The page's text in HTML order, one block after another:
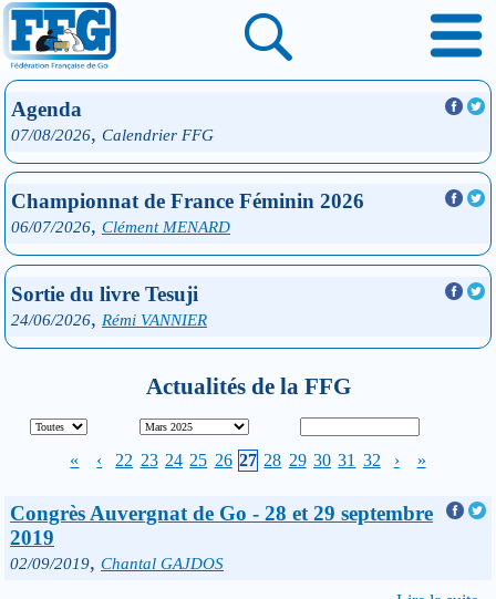
Agenda
07/08/2026, Calendrier FFG
Championnat de France Féminin 2026
06/07/2026, Clément MENARD
Sortie du livre Tesuji
24/06/2026, Rémi VANNIER
Actualités de la FFG
« ‹ 22 23 24 25 26 27 28 29 30 31 32 › »
Congrès Auvergnat de Go - 28 et 29 septembre
2019
02/09/2019, Chantal GAJDOS